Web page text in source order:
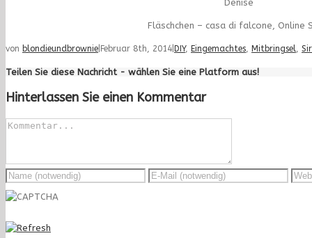
Denise
Fläschchen – casa di falcone, Online
von blondieundbrownie Februar 8th, 2014 DIY, Eingemachtes, Mitbringsel,
Teilen Sie diese Nachricht - wählen Sie eine Platform aus!
Hinterlassen Sie einen Kommentar